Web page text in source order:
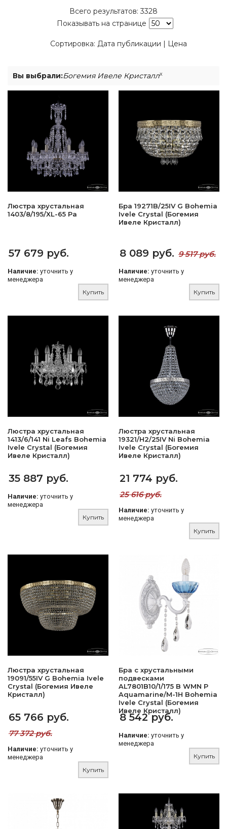
Всего результатов:3328
Показывать на странице
Сортировка: Дата публикации | Цена
Вы выбрали:Богемия Ивеле Кристаллx
Люстра хрустальная
1403/8/195/XL-65 Pa
57 679 руб.
Наличие: уточнить у
менеджера
Купить
Бра 19271B/25IV G Bohemia
Ivele Crystal (Богемия
Ивеле Кристалл)
8 089 руб. 9 517 руб.
Наличие: уточнить у
менеджера
Купить
Люстра хрустальная
1413/6/141 Ni Leafs Bohemia
Ivele Crystal (Богемия
Ивеле Кристалл)
35 887 руб.
Наличие: уточнить у
менеджера
Купить
Люстра хрустальная
19321/H2/25IV Ni Bohemia
Ivele Crystal (Богемия
Ивеле Кристалл)
21 774 руб.
25 616 руб.
Наличие: уточнить у
менеджера
Купить
Люстра хрустальная
19091/55IV G Bohemia Ivele
Crystal (Богемия Ивеле
Кристалл)
65 766 руб.
77 372 руб.
Наличие: уточнить у
менеджера
Купить
Бра с хрустальными
подвесками
AL7801B10/1/175 B WMN P
Aquamarine/M-1H Bohemia
Ivele Crystal (Богемия
Ивеле Кристалл)
8 542 руб.
Наличие: уточнить у
менеджера
Купить